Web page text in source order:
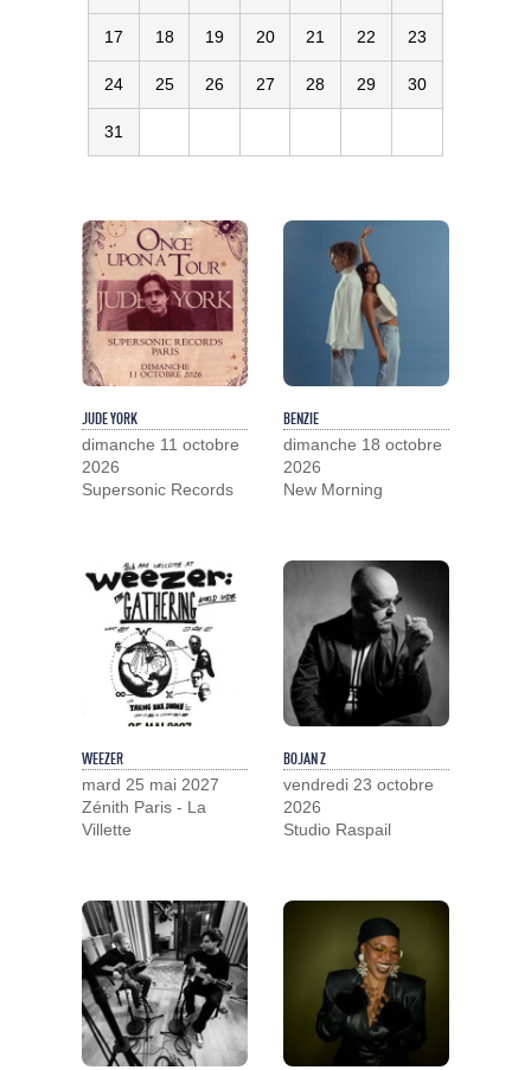
17 18 19 20 21 22 23
24 25 26 27 28 29 30
31
JUDE YORK
dimanche 11 octobre
2026
Supersonic Records
BENZIE
dimanche 18 octobre
2026
New Morning
WEEZER
mard 25 mai 2027
Zénith Paris - La
Villette
BOJAN Z
vendredi 23 octobre
2026
Studio Raspail